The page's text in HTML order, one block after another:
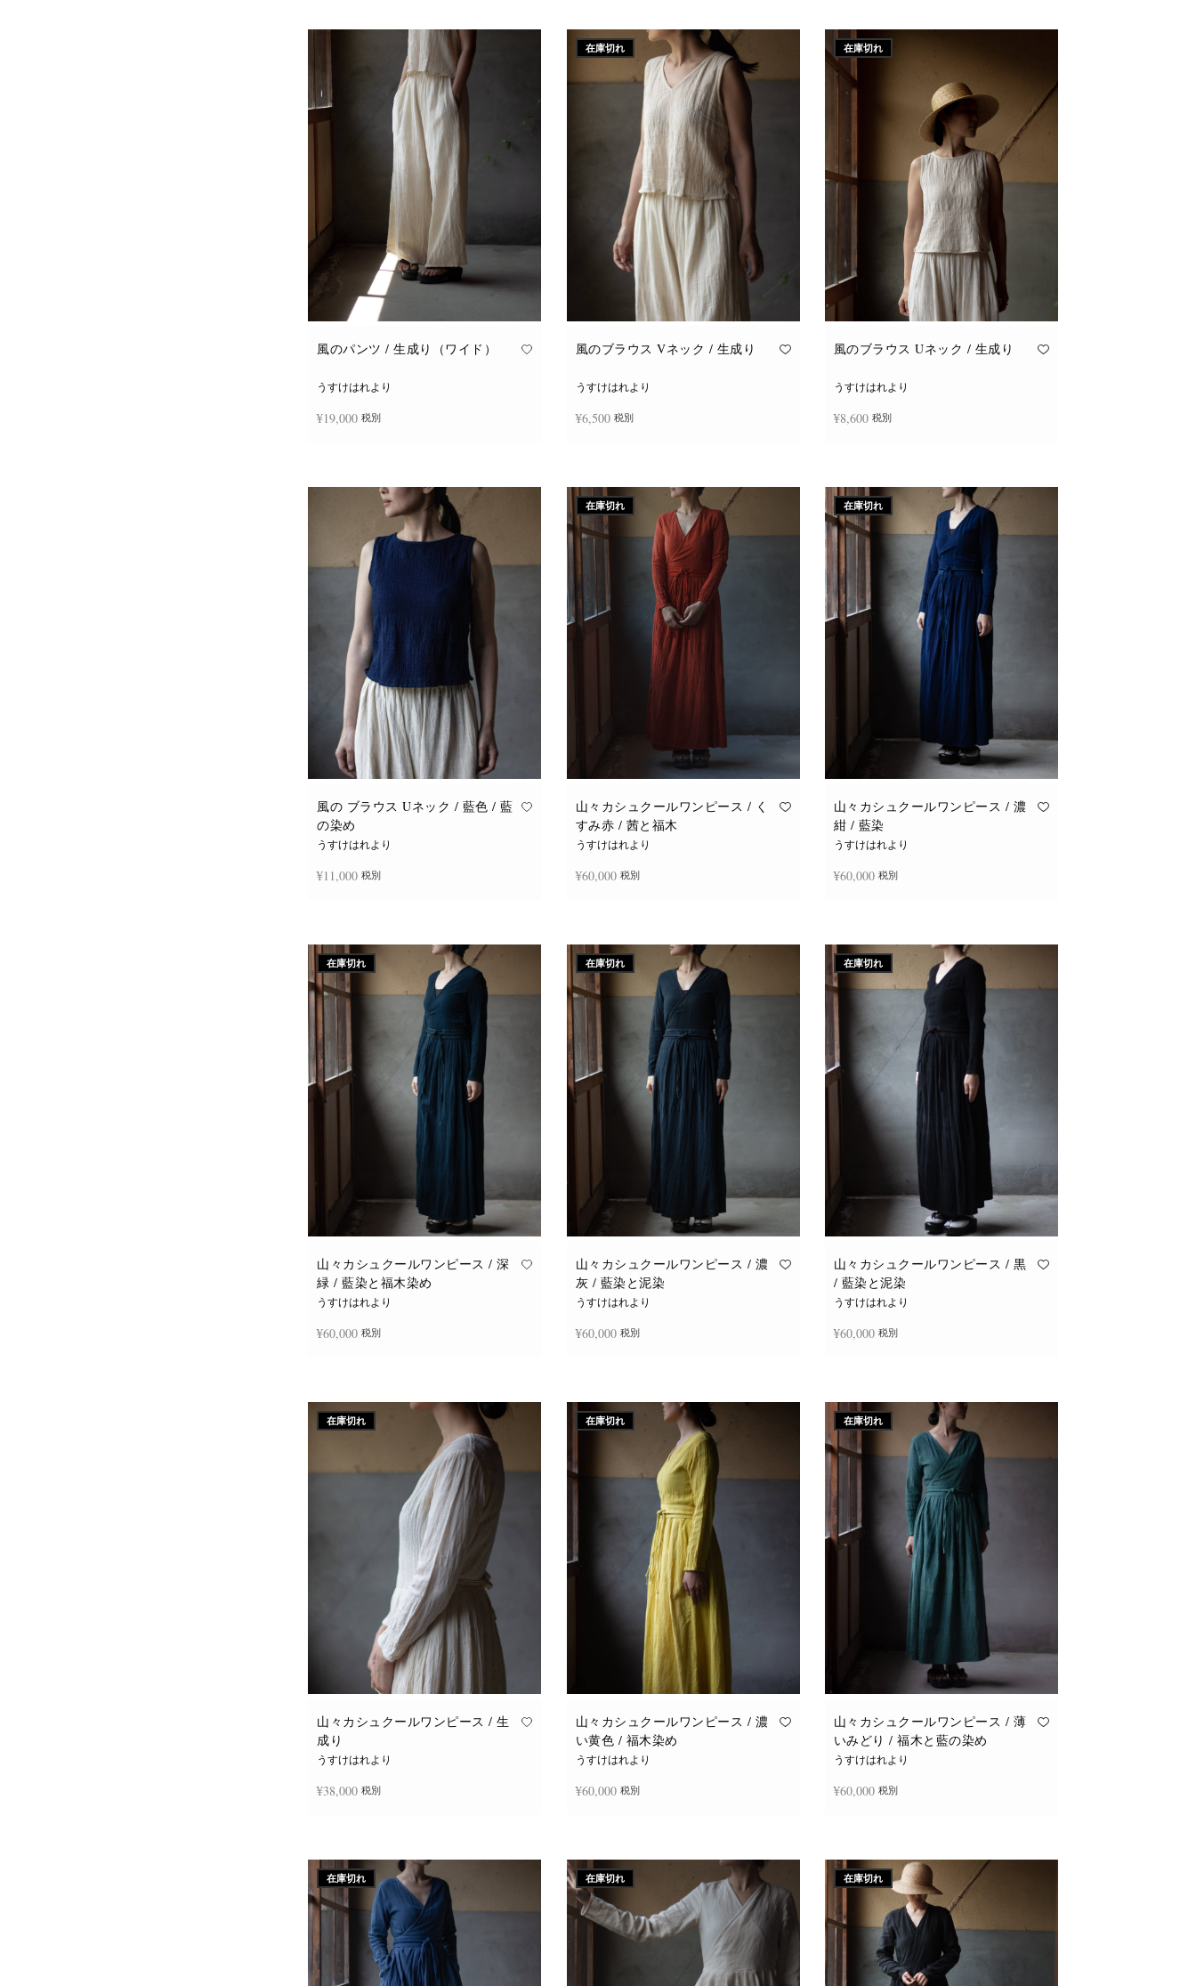
品
に
は
複
数
の
バ
リ
エ
ー
シ
ン
が
あ
り
ま
す。
オ
プ
シ
ョ
ン
は
品
ペ
す
バ
リ
エ
ー
シ
ョ
ン
が
あ
り
ま
す。
オ
プ
シ
ン
は
品
ペ
す
風のパンツ / 生成り（ワイド）
うすけはれより
¥19,000 税別
在庫切れ
風のブラウス Vネック / 生成り
うすけはれより
¥6,500 税別
在庫切れ
風のブラウス Uネック / 生成り
うすけはれより
¥8,600 税別
風の ブラウス Uネック / 藍色 / 藍
の染め
うすけはれより
¥11,000 税別
在庫切れ
山々カシュクールワンピース / く
すみ赤 / 茜と福木
うすけはれより
¥60,000 税別
在庫切れ
山々カシュクールワンピース / 濃
紺 / 藍染
うすけはれより
¥60,000 税別
在庫切れ
山々カシュクールワンピース / 深
緑 / 藍染と福木染め
うすけはれより
¥60,000 税別
在庫切れ
山々カシュクールワンピース / 濃
灰 / 藍染と泥染
うすけはれより
¥60,000 税別
在庫切れ
山々カシュクールワンピース / 黒
/ 藍染と泥染
うすけはれより
¥60,000 税別
在庫切れ
山々カシュクールワンピース / 生
成り
うすけはれより
¥38,000 税別
在庫切れ
山々カシュクールワンピース / 濃
い黄色 / 福木染め
うすけはれより
¥60,000 税別
在庫切れ
山々カシュクールワンピース / 薄
いみどり / 福木と藍の染め
うすけはれより
¥60,000 税別
在庫切れ 在庫切れ 在庫切れ